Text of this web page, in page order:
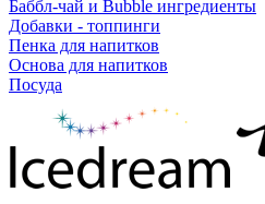
Баббл-чай и Bubble ингредиенты
Добавки - топпинги
Пенка для напитков
Основа для напитков
Посуда